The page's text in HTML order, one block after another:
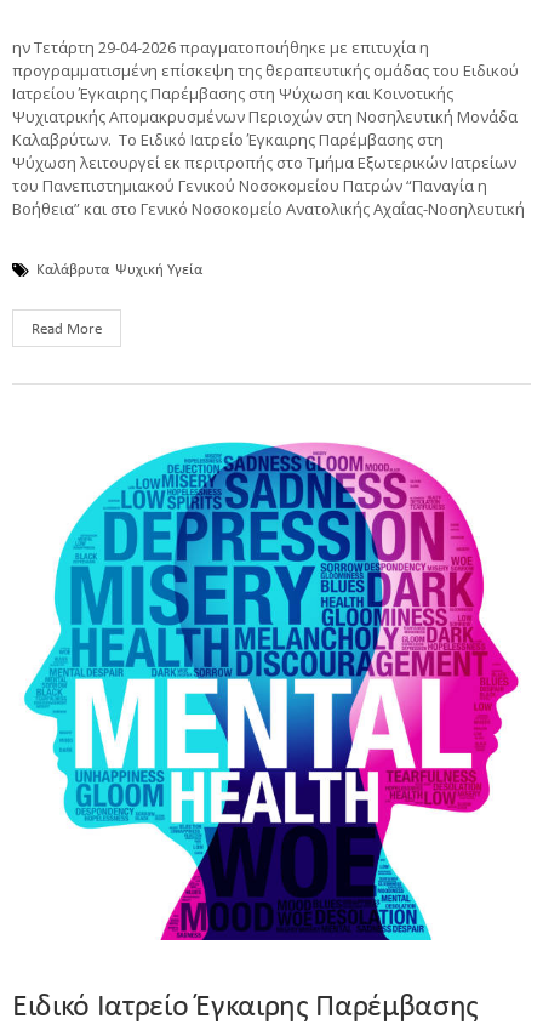
ην Τετάρτη 29-04-2026 πραγματοποιήθηκε με επιτυχία η
προγραμματισμένη επίσκεψη της θεραπευτικής ομάδας του Ειδικού
Ιατρείου Έγκαιρης Παρέμβασης στη Ψύχωση και Κοινοτικής
Ψυχιατρικής Απομακρυσμένων Περιοχών στη Νοσηλευτική Μονάδα
Καλαβρύτων. Το Ειδικό Ιατρείο Έγκαιρης Παρέμβασης στη
Ψύχωση λειτουργεί εκ περιτροπής στο Τμήμα Εξωτερικών Ιατρείων
του Πανεπιστημιακού Γενικού Νοσοκομείου Πατρών “Παναγία η
Βοήθεια” και στο Γενικό Νοσοκομείο Ανατολικής Αχαΐας-Νοσηλευτική
Καλάβρυτα Ψυχική Υγεία
Read More
Ειδικό Ιατρείο Έγκαιρης Παρέμβασης